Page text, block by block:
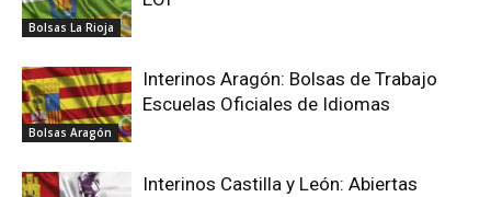
Bolsas La Rioja
Bolsas Aragón
Interinos Aragón: Bolsas de Trabajo
Escuelas Oficiales de Idiomas
Interinos Castilla y León: Abiertas